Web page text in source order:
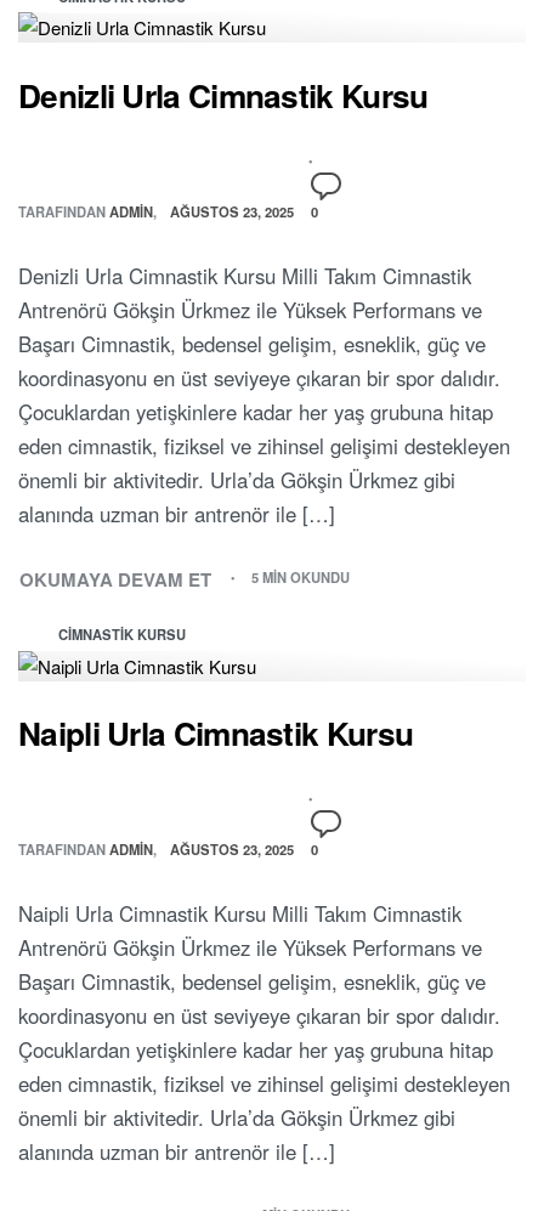
Denizli Urla Cimnastik Kursu
TARAFINDANADMIN AĞUSTOS 23, 2025 0
Denizli Urla Cimnastik Kursu Milli Takım Cimnastik
Antrenörü Gökşin Ürkmez ile Yüksek Performans ve
Başarı Cimnastik, bedensel gelişim, esneklik, güç ve
koordinasyonu en üst seviyeye çıkaran bir spor dalıdır.
Çocuklardan yetişkinlere kadar her yaş grubuna hitap
eden cimnastik, fiziksel ve zihinsel gelişimi destekleyen
önemli bir aktivitedir. Urla’da Gökşin Ürkmez gibi
alanında uzman bir antrenör ile […]
OKUMAYA DEVAM ET 5 MIN OKUNDU
CIMNASTIK KURSU
Naipli Urla Cimnastik Kursu
TARAFINDANADMIN AĞUSTOS 23, 2025 0
Naipli Urla Cimnastik Kursu Milli Takım Cimnastik
Antrenörü Gökşin Ürkmez ile Yüksek Performans ve
Başarı Cimnastik, bedensel gelişim, esneklik, güç ve
koordinasyonu en üst seviyeye çıkaran bir spor dalıdır.
Çocuklardan yetişkinlere kadar her yaş grubuna hitap
eden cimnastik, fiziksel ve zihinsel gelişimi destekleyen
önemli bir aktivitedir. Urla’da Gökşin Ürkmez gibi
alanında uzman bir antrenör ile […]